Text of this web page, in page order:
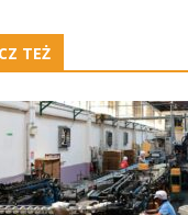
TEŻ